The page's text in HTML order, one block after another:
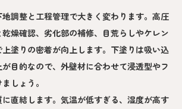
調整と工程管理で大きく変わります。高圧
燥確認、劣化部の補修、目荒らしやケレン
塗りの密着が向上します。下塗りは吸い込
目的なので、外壁材に合わせて浸透型やフ
しょう。
直結します。気温が低すぎる、湿度が高す